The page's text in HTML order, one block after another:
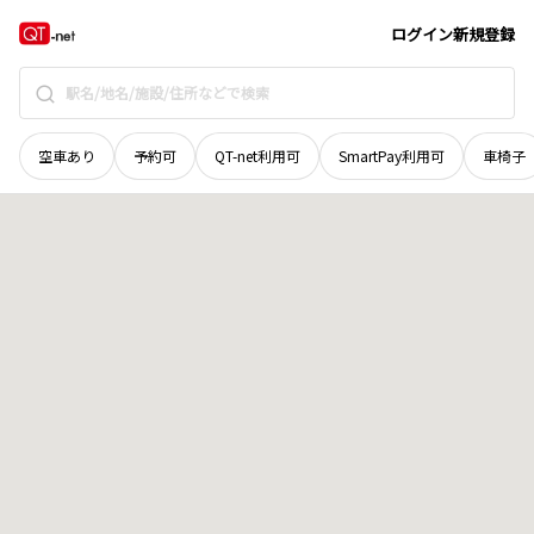
ログイン新規登録
空車あり 予約可 QT-net利用可 SmartPay利用可 車椅子
和歌山県 地域選択で探す